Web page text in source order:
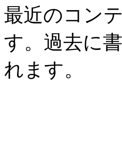
最近のコン
す。過去に
れます。